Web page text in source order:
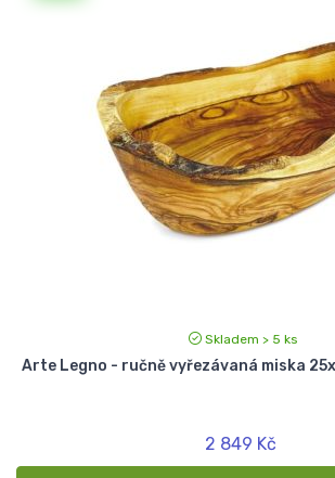
Skladem > 5 ks
Arte Legno - ručně vyřezávaná miska
2 849 Kč